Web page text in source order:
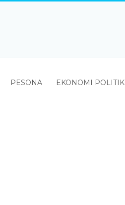
PESONA EKONOMI POLITIK